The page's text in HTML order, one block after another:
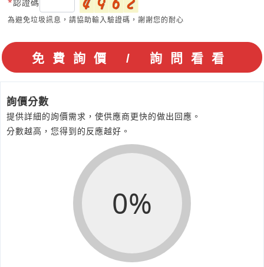
為避免垃圾訊息，請協助輸入驗證碼，謝謝您的耐心
詢價分數
提供詳細的詢價需求，使供應商更快的做出回應。
分數越高，您得到的反應越好。
0%